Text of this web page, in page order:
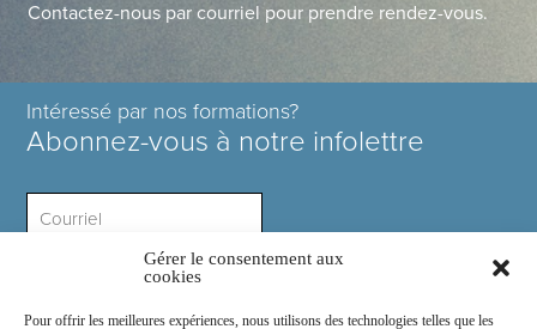
Gérer le consentement aux
cookies
Pour offrir les meilleures expériences, nous utilisons des technologies telles que les
Contactez-nous par courriel pour prendre rendez-vous.
Intéressé par nos formations?
Abonnez-vous à notre infolettre